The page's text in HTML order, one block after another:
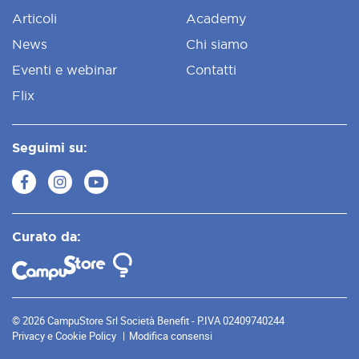
Articoli
News
Eventi e webinar
Flix
Academy
Chi siamo
Contatti
Seguimi su:
Curato da:
© 2026 CampuStore Srl Società Benefit - P.IVA 02409740244
Privacy e Cookie Policy
Modifica consensi